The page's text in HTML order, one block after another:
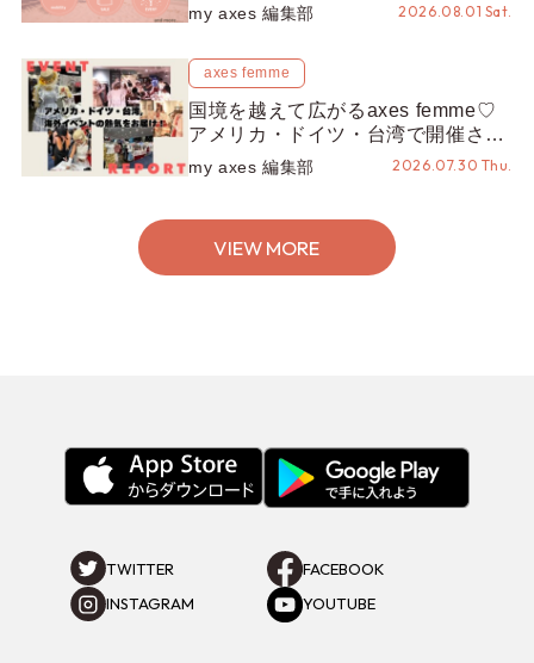
REZEN POPUPから、プチYour
Stage.、ティーパーティまで！8月
my axes 編集部 2026.08.01 Sat.
axes femme
国境を越えて広がるaxes femme♡
アメリカ・ドイツ・台湾で開催され
たイベントをお届け！美沙子さんか
らのコメントも♬【海外イベントレ
my axes 編集部 2026.07.30 Thu.
VIEW MORE
TWITTER
FACEBOOK
INSTAGRAM
YOUTUBE